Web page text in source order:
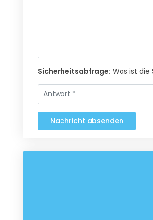
Sicherheitsabfrage: Was ist die
Nachricht absenden